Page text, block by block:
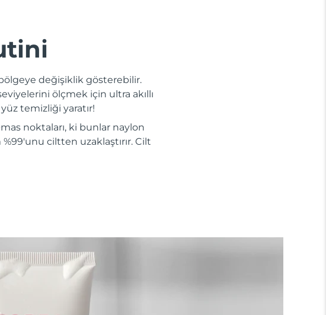
değişiklik gösterebilir.
ölçmek için ultra akıllı
temizliği yaratır!
noktaları, ki bunlar naylon
ciltten uzaklaştırır. Cilt